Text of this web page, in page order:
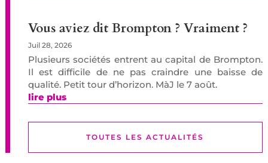
Vous aviez dit Brompton ? Vraiment ?
Juil 28, 2026
Plusieurs sociétés entrent au capital de Brompton.
Il est difficile de ne pas craindre une baisse de
qualité. Petit tour d’horizon. MàJ le 7 août.
lire plus
TOUTES LES ACTUALITÉS